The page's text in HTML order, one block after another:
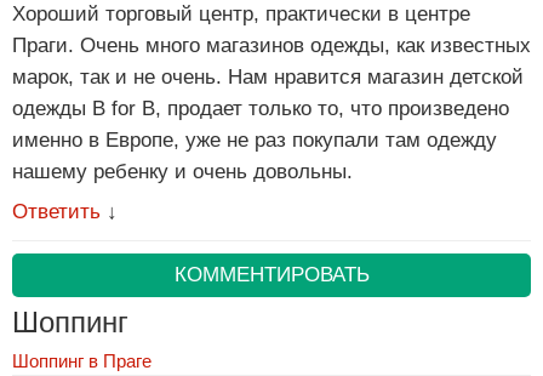
Хороший торговый центр, практически в центре
Праги. Очень много магазинов одежды, как известных
марок, так и не очень. Нам нравится магазин детской
одежды B for B, продает только то, что произведено
именно в Европе, уже не раз покупали там одежду
нашему ребенку и очень довольны.
Ответить ↓
КОММЕНТИРОВАТЬ
Шоппинг
Шоппинг в Праге